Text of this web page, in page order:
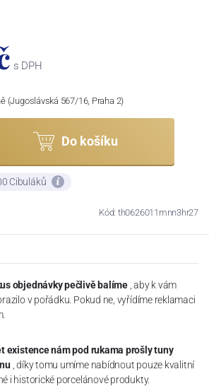
s DPH
(Jugoslávská 567/16, Praha 2)
Do košíku
Cibuláků
Kód: th0626011mnn3hr27
objednávky pečlivě balíme , aby k vám
v pořádku. Pokud ne, vyřídíme reklamaci
existence nám pod rukama prošly tuny
, díky tomu umíme nabídnout pouze kvalitní
i historické porcelánové produkty.